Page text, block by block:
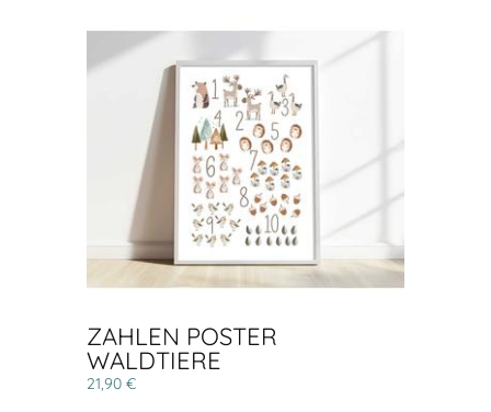
ZAHLEN POSTER
WALDTIERE
21,90 €